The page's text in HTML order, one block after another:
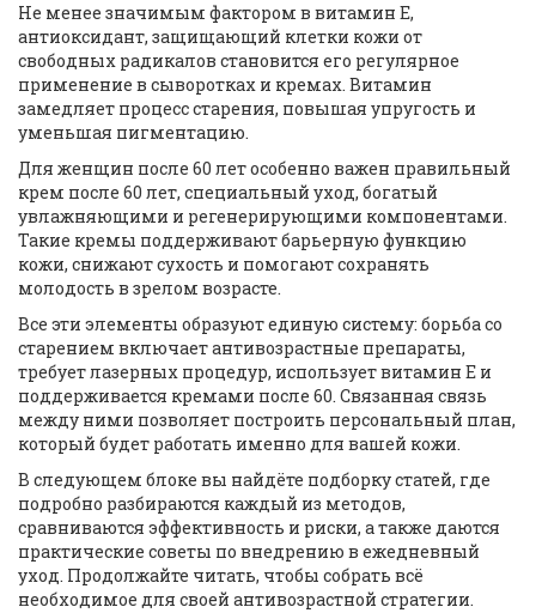
Не менее значимым фактором в витамин Е,
антиоксидант, защищающий клетки кожи от
свободных радикалов становится его регулярное
применение в сыворотках и кремах. Витамин
замедляет процесс старения, повышая упругость и
уменьшая пигментацию.
Для женщин после 60 лет особенно важен правильный
крем после 60 лет, специальный уход, богатый
увлажняющими и регенерирующими компонентами.
Такие кремы поддерживают барьерную функцию
кожи, снижают сухость и помогают сохранять
молодость в зрелом возрасте.
Все эти элементы образуют единую систему: борьба со
старением включает антивозрастные препараты,
требует лазерных процедур, использует витамин Е и
поддерживается кремами после 60. Связанная связь
между ними позволяет построить персональный план,
который будет работать именно для вашей кожи.
В следующем блоке вы найдёте подборку статей, где
подробно разбираются каждый из методов,
сравниваются эффективность и риски, а также даются
практические советы по внедрению в ежедневный
уход. Продолжайте читать, чтобы собрать всё
необходимое для своей антивозрастной стратегии.